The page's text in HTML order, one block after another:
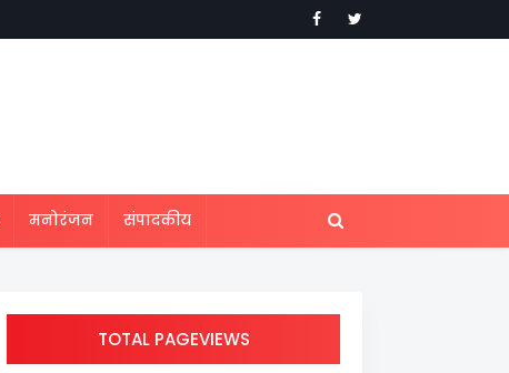
मनोरंजन संपादकीय
TOTAL PAGEVIEWS